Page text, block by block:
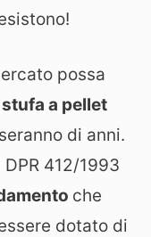
possa
stufa a pellet
di anni.
412/1993
che
dotato di